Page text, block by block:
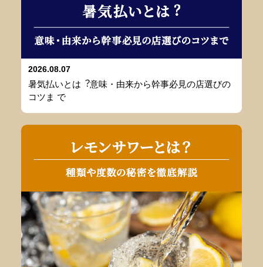
2026.08.07
暑気払いとは︖意味・由来から幹事必⾒の店選びの
コツま で